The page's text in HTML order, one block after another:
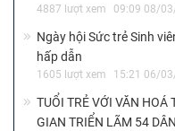
4887 lượt xem 09:09 08/
Ngày hội Sức trẻ Sinh
hấp dẫn
1605 lượt xem 15:21 06/
TUỔI TRẺ VỚI VĂN HOÁ
GIAN TRIỂN LÃM 54